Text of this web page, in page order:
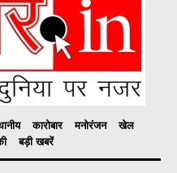
कारोबार मनोरंजन
खेल
बड़ी खबरें